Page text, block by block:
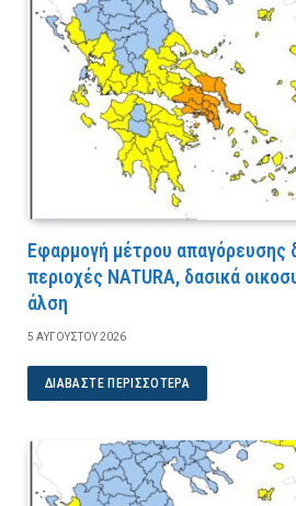
Εφαρμογή μέτρου απαγόρευσης
περιοχές NATURA, δασικά
άλση
5 ΑΥΓΟΎΣΤΟΥ 2026
ΔΙΑΒΆΣΤΕ ΠΕΡΙΣΣΌΤΕΡΑ